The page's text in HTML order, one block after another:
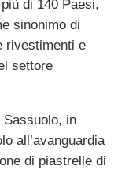
di 140 Paesi,
sinonimo di
rivestimenti e
settore
Sassuolo, in
all’avanguardia
di piastrelle di